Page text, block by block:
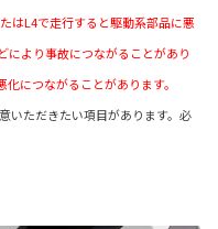
はL4で走行すると駆動系部品に悪
により事故につながることがあり
につながることがあります。
いただきたい項目があります。必